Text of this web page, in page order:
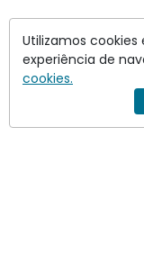
Utilizamos
experiência de
cookies.